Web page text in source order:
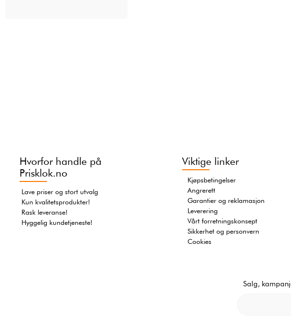
Hvorfor handle på
Prisklok.no
Lave priser og stort utvalg
Kun kvalitetsprodukter!
Rask leveranse!
Hyggelig kundetjeneste!
Viktige linker
Kjøpsbetingelser
Angrerett
Garantier og reklamasjon
Leverering
Vårt forretningskonsept
Sikkerhet og personvern
Cookies
Salg,